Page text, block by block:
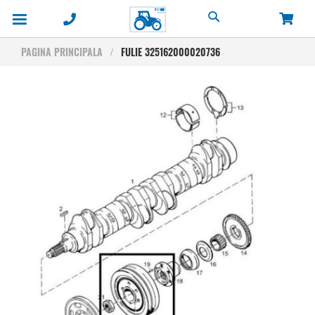
Cautare
PAGINA PRINCIPALA FULIE 325162000020736